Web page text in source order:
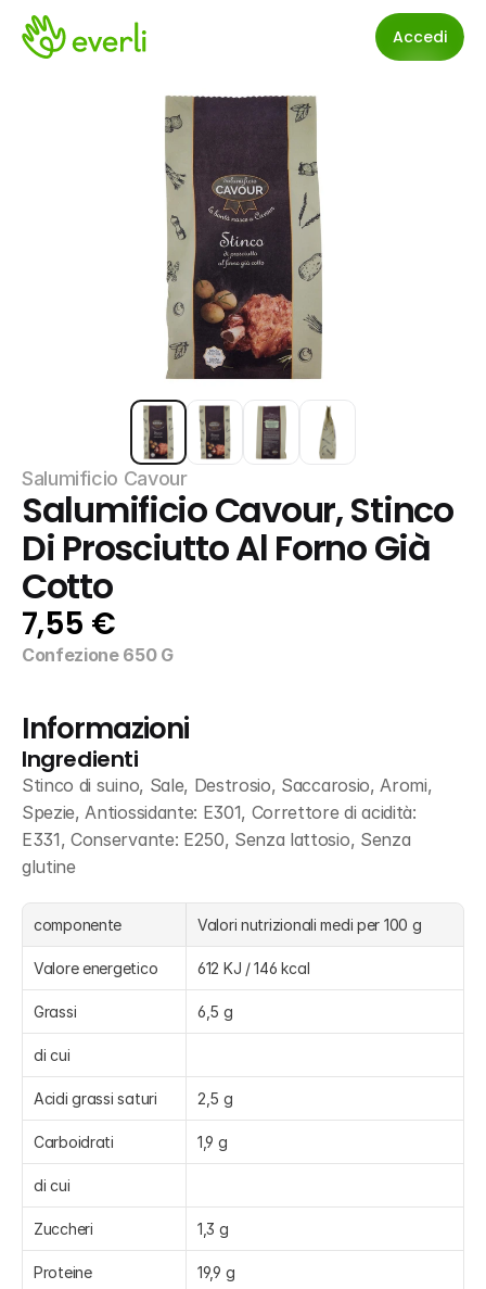
Accedi
Salumificio Cavour
Salumificio Cavour, Stinco
Di Prosciutto Al Forno Già
Cotto
7,55 €
Confezione 650 G
Informazioni
Ingredienti
Stinco di suino, Sale, Destrosio, Saccarosio, Aromi,
Spezie, Antiossidante: E301, Correttore di acidità:
E331, Conservante: E250, Senza lattosio, Senza
glutine
componente Valori nutrizionali medi per 100 g
Valore energetico 612 KJ / 146 kcal
Grassi 6,5 g
di cui
Acidi grassi saturi 2,5 g
Carboidrati 1,9 g
di cui
Zuccheri 1,3 g
Proteine 19,9 g